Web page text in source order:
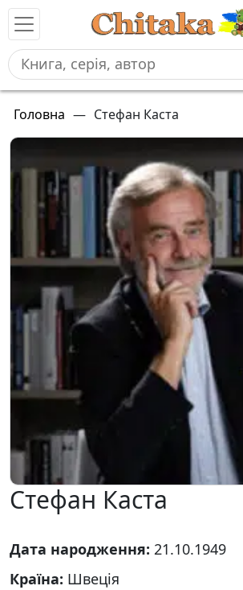
Головна — Стефан Каста
Стефан Каста
Дата народження: 21.10.1949
Країна: Швеція